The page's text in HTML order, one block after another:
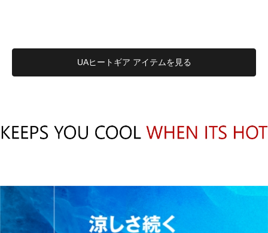
UAヒートギア アイテムを見る